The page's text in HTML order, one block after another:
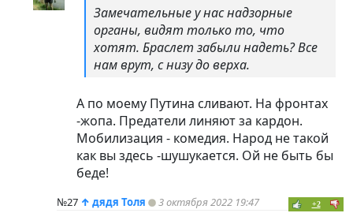
Замечательные у нас надзорные
органы, видят только то, что
хотят. Браслет забыли надеть? Все
нам врут, с низу до верха.
А по моему Путина сливают. На фронтах
-жопа. Предатели линяют за кардон.
Мобилизация - комедия. Народ не такой
как вы здесь -шушукается. Ой не быть бы
беде!
№27 ↑ дядя Толя 3 октября 2022 19:47 +2